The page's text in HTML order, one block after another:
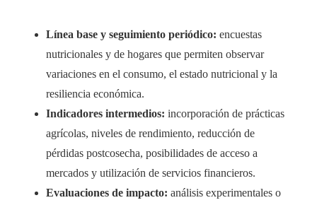
Línea base y seguimiento periódico: encuestas
nutricionales y de hogares que permiten observar
variaciones en el consumo, el estado nutricional y la
resiliencia económica.
Indicadores intermedios: incorporación de prácticas
agrícolas, niveles de rendimiento, reducción de
pérdidas postcosecha, posibilidades de acceso a
mercados y utilización de servicios financieros.
Evaluaciones de impacto: análisis experimentales o